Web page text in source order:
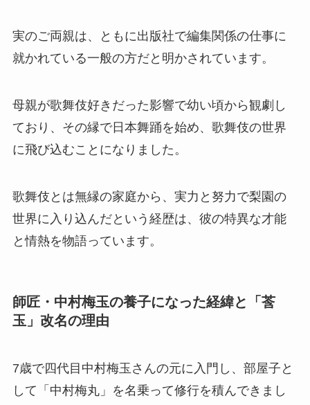
実のご両親は、ともに出版社で編集関係の仕事に
就かれている一般の方だと明かされています。
母親が歌舞伎好きだった影響で幼い頃から観劇し
ており、その縁で日本舞踊を始め、歌舞伎の世界
に飛び込むことになりました。
歌舞伎とは無縁の家庭から、実力と努力で梨園の
世界に入り込んだという経歴は、彼の特異な才能
と情熱を物語っています。
師匠・中村梅玉の養子になった経緯と「莟
玉」改名の理由
7歳で四代目中村梅玉さんの元に入門し、部屋子と
して「中村梅丸」を名乗って修行を積んできまし